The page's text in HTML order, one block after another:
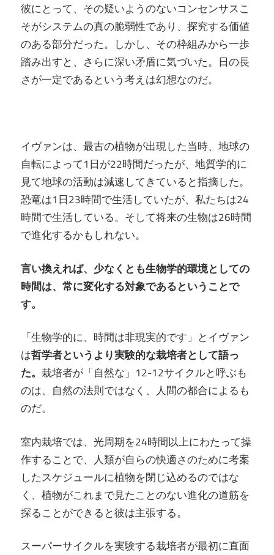
彼にとって、その疑いようのないコンセンサスこ
そがシステムの真の脆弱性であり、探究する価値
のある部分だった。しかし、その枠組みから一歩
踏み出すと、さらに深い矛盾に気づいた。日の長
さが一定であるという考えは幻想なのだ。
イヴァンは、最古の植物が出現した当時、地球の
自転によって1日が22時間だったが、地質学的に
見て地球の活動は減速してきていると指摘した。
恐竜は1日23時間で生活していたが、私たちは24
時間で生活している。そして将来の生物は26時間
で進化するかもしれない。
言い換えれば、少なくとも生物学的環境としての
時間は、常に変化する対象であるということで
す。
「生物学的に、時間は非現実的です」とイヴァン
は哲学者というより実験的な栽培者として語っ
た。 栽培者が「自然な」12-12サイクルと呼ぶも
のは、自然の法則ではなく、人間の都合によるも
のだ。
室内栽培では、光周期を24時間以上にわたって操
作することで、人類が自らの快適さのために考案
したスケジュールに植物を閉じ込めるのではな
く、植物がこれまで見たことのない進化の道筋を
探ることができると彼は主張する。
スーパーサイクルを実験する栽培者が最初に直面